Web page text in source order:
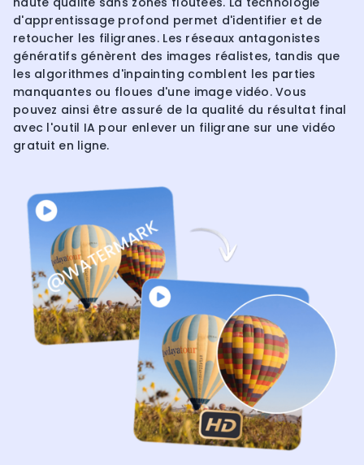
d'apprentissage profond permet d'identifier et de
retoucher les filigranes. Les réseaux antagonistes
génératifs génèrent des images réalistes, tandis que
les algorithmes d'inpainting comblent les parties
manquantes ou floues d'une image vidéo. Vous
pouvez ainsi être assuré de la qualité du résultat final
avec l'outil IA pour enlever un filigrane sur une vidéo
gratuit en ligne.